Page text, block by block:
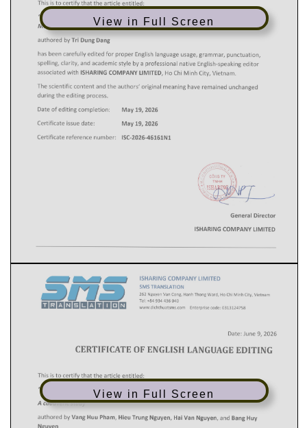
View in Full Screen
View in Full Screen